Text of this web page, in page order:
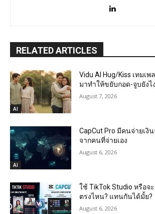
RELATED ARTICLES
AI
Vidu AI Hug/Kiss เทมเ
มาทำให้ขยับกอด-จูบยังไง
August 7, 2026
AI
CapCut Pro มีคนจ่ายเงิ
จากคนที่จ่ายเอง
August 6, 2026
ใช้ TikTok Studio หรือจ
ตรงไหน? แทนกันได้มั้ย?
August 6, 2026